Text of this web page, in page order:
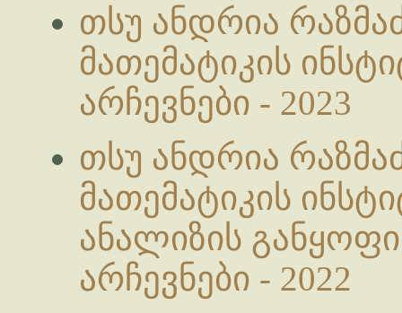
თსუ ანდრია
მათემატიკის
არჩევნები - 2023
თსუ ანდრია
მათემატიკის
ანალიზის
არჩევნები - 2022